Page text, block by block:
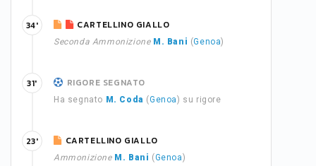
CARTELLINO GIALLO
Seconda Ammonizione M. Bani (Genoa)
34'
RIGORE SEGNATO
Ha segnato M. Coda (Genoa) su rigore
31'
CARTELLINO GIALLO
Ammonizione M. Bani (Genoa)
23'